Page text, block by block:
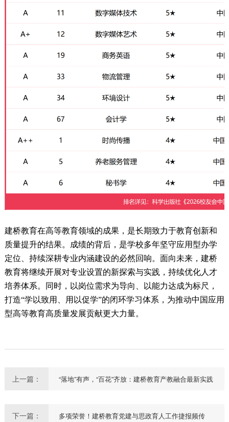
建桥教育在高等教育领域的成果，是长期致力于教育创新和
质量提升的结果。成绩的背后，是学校多年坚守应用型办学
定位、持续深耕专业内涵建设的必然回响。面向未来，建桥
教育将继续开展对专业设置的新探索与实践，持续优化人才
培养体系。同时，以岗位需求为导向、以能力达成为标尺，
打造“学以致用、用以促学”的闭环学习体系，为推动中国应用
型高等教育高质量发展贡献更大力量。
上一篇： “落地”有声，“百花”齐放：建桥教育产教融合最新实践
下一篇： 多项荣誉！建桥教育党建与思政育人工作捷报频传